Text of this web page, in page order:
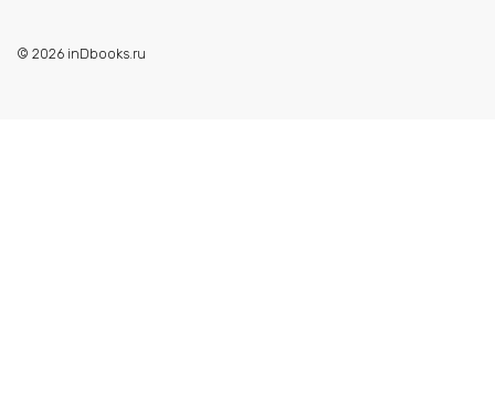
© 2026 inDbooks.ru